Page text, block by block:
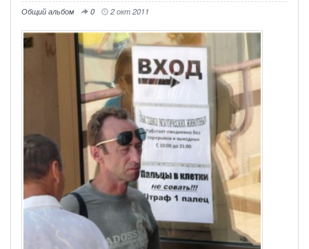
Общий альбом 0 2 окт 2011